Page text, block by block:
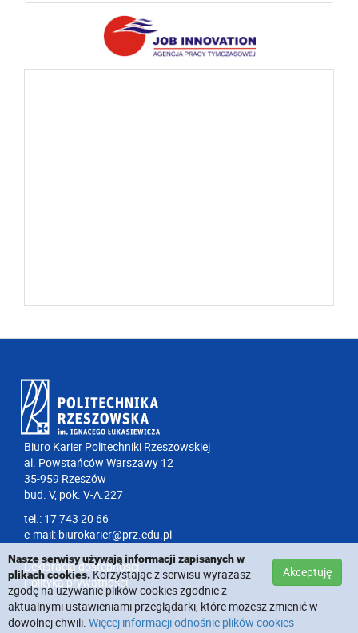
Biuro Karier Politechniki Rzeszowskiej
al. Powstańców Warszawy 12
35-959 Rzeszów
bud. V, pok. V-A.227
tel.: 17 743 20 66
e-mail: biurokarier@prz.edu.pl
Deklaracja dostępności
Polityka prywatności
Akceptuję
Nasze serwisy używają informacji zapisanych w
plikach cookies.Korzystając z serwisu wyrażasz
zgodę na używanie plików cookies zgodnie z
aktualnymi ustawieniami przeglądarki, które możesz zmienić w
dowolnej chwili. Więcej informacji odnośnie plików cookies